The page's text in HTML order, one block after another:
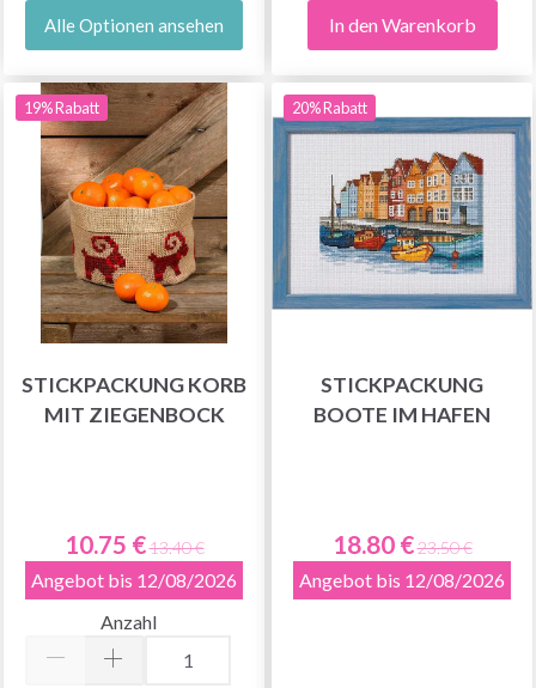
Alle Optionen ansehen In den Warenkorb
19% Rabatt
STICKPACKUNG KORB
MIT ZIEGENBOCK
10.75 €13.40 €
Angebot bis 12/08/2026
Anzahl
20% Rabatt
STICKPACKUNG
BOOTE IM HAFEN
18.80 €23.50 €
Angebot bis 12/08/2026